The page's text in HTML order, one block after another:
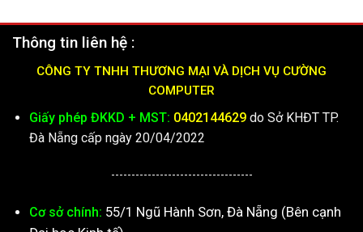
Thông tin liên hệ :
CÔNG TY TNHH THƯƠNG MẠI VÀ DỊCH VỤ CƯỜNG
COMPUTER
Giấy phép ĐKKD + MST: 0402144629do Sở KHĐT TP.
Đà Nẵng cấp ngày 20/04/2022
-----------------------------------
Cơ sở chính: 55/1 Ngũ Hành Sơn, Đà Nẵng (Bên cạnh